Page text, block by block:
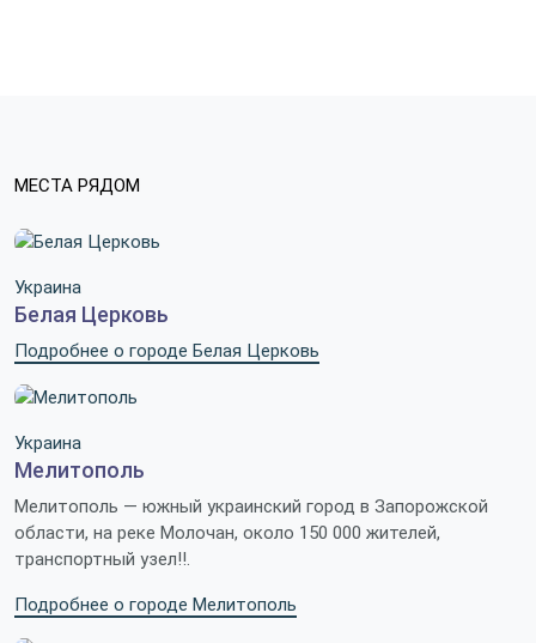
МЕСТА РЯДОМ
Украина
Белая Церковь
Подробнее о городе Белая Церковь
Украина
Мелитополь
Мелитополь — южный украинский город в Запорожской
области, на реке Молочан, около 150 000 жителей,
транспортный узел!!.
Подробнее о городе Мелитополь